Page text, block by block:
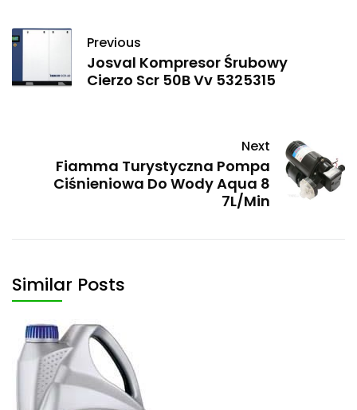
Previous
Josval Kompresor Śrubowy
Cierzo Scr 50B Vv 5325315
Next
Fiamma Turystyczna Pompa
Ciśnieniowa Do Wody Aqua 8
7L/Min
Similar Posts